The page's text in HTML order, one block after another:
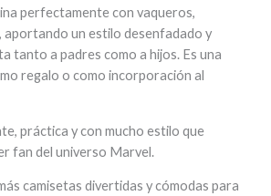
perfectamente con vaqueros,
aportando un estilo desenfadado y
tanto a padres como a hijos. Es una
regalo o como incorporación al
práctica y con mucho estilo que
fan del universo Marvel.
camisetas divertidas y cómodas para